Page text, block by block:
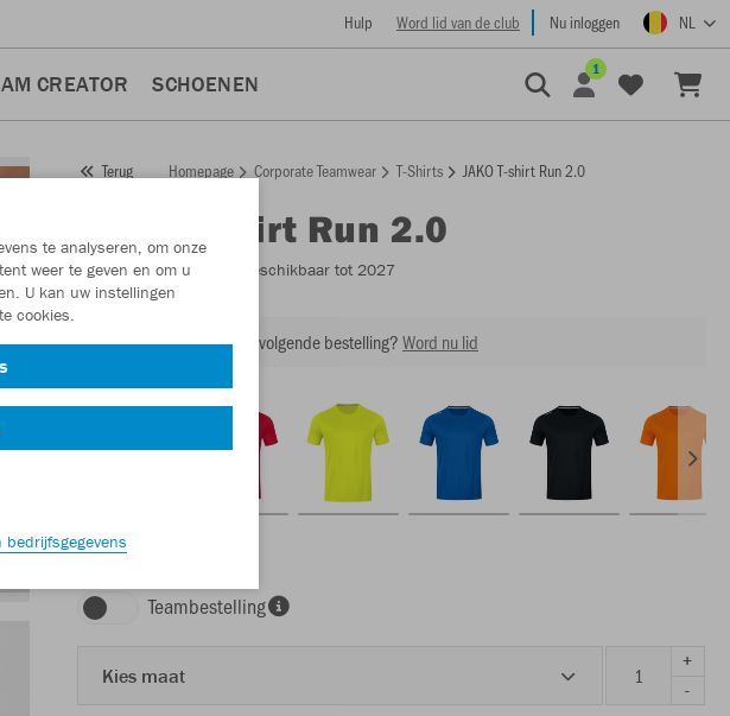
Hulp Word lid van de club Nu inloggen NL
CREATOR SCHOENEN
1
Terug Homepage Corporate Teamwear T-Shirts JAKO T-shirt Run 2.0
T-shirt Run 2.0
Artikelnummer: - Beschikbaar tot 2027
Zin in 30% korting op je volgende bestelling?Word nu lid
wit
Teambestelling
Kies maat
+
-
te analyseren, om onze
weer te geven en om u
U kan uw instellingen
cookies.
bedrijfsgegevens